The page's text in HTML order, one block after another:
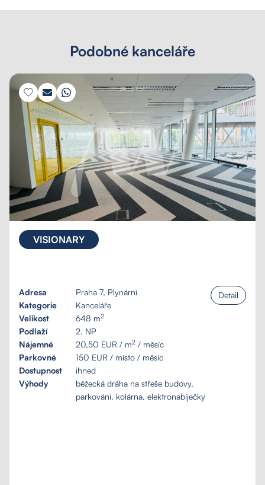
Podobné kanceláře
VISIONARY
Adresa
Praha 7, Plynární
Kategorie
Kanceláře
Velikost
648 m2
Podlaží
2. NP
Nájemné
20,50 EUR / m2 / měsíc
Parkovné
150 EUR / místo / měsíc
Dostupnost
ihned
Výhody
běžecká dráha na střeše budovy,
parkování, kolárna, elektronabíječky
Detail